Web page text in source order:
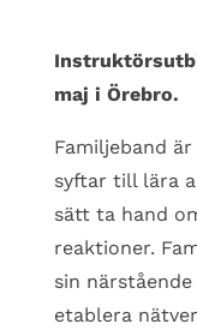
maj i Örebro.
Familjeband
syftar till lära
sätt ta hand
reaktioner.
sin
etablera